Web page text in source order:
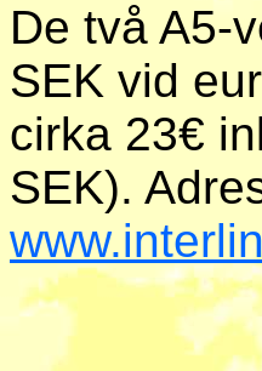
De två A5-
SEK vid
cirka 23€
SEK).